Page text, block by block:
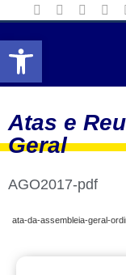
Abrir a
Atas e
Geral
AGO2017-pdf
ata-da-assembleia-geral-